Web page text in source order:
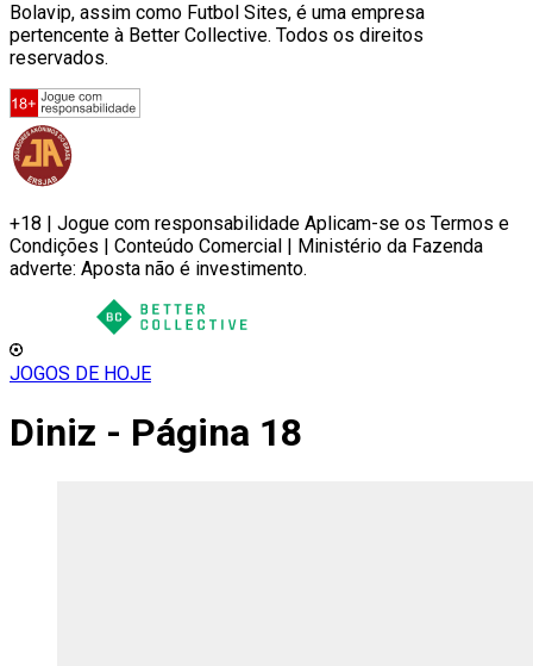
Bolavip, assim como Futbol Sites, é uma empresa
pertencente à Better Collective. Todos os direitos
reservados.
+18 | Jogue com responsabilidade Aplicam-se os Termos e
Condições | Conteúdo Comercial | Ministério da Fazenda
adverte: Aposta não é investimento.
JOGOS DE HOJE
Diniz - Página 18